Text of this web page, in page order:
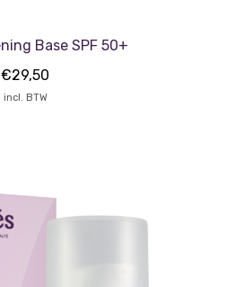
Base SPF 50+
€29,50
incl. BTW